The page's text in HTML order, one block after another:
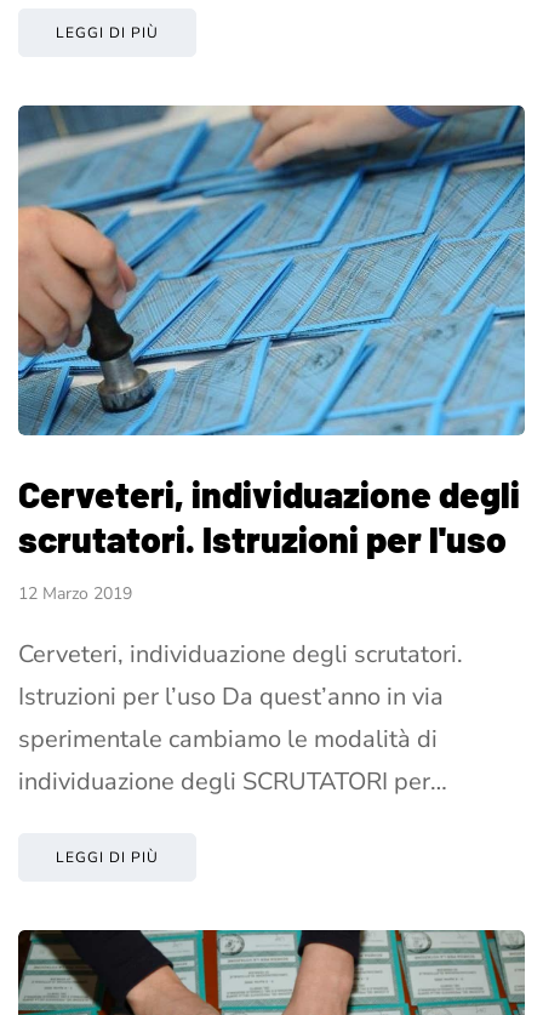
LEGGI DI PIÙ
Cerveteri, individuazione degli
scrutatori. Istruzioni per l'uso
12 Marzo 2019
Cerveteri, individuazione degli scrutatori.
Istruzioni per l’uso Da quest’anno in via
sperimentale cambiamo le modalità di
individuazione degli SCRUTATORI per…
LEGGI DI PIÙ